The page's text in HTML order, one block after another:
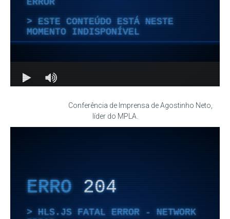
Conferência de Imprensa de Agostinho Neto,
líder do MPLA.